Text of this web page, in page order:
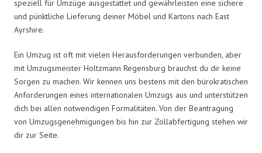
speziell für Umzüge ausgestattet und gewährleisten eine sichere
und pünktliche Lieferung deiner Möbel und Kartons nach East
Ayrshire.
Ein Umzug ist oft mit vielen Herausforderungen verbunden, aber
mit Umzugsmeister Holtzmann Regensburg brauchst du dir keine
Sorgen zu machen. Wir kennen uns bestens mit den bürokratischen
Anforderungen eines internationalen Umzugs aus und unterstützen
dich bei allen notwendigen Formalitäten. Von der Beantragung
von Umzugsgenehmigungen bis hin zur Zollabfertigung stehen wir
dir zur Seite.